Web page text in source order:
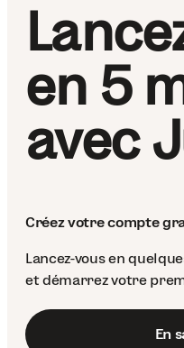
en 5
avec
Créez votre compte
Lancez-vous en
et démarrez votre
En